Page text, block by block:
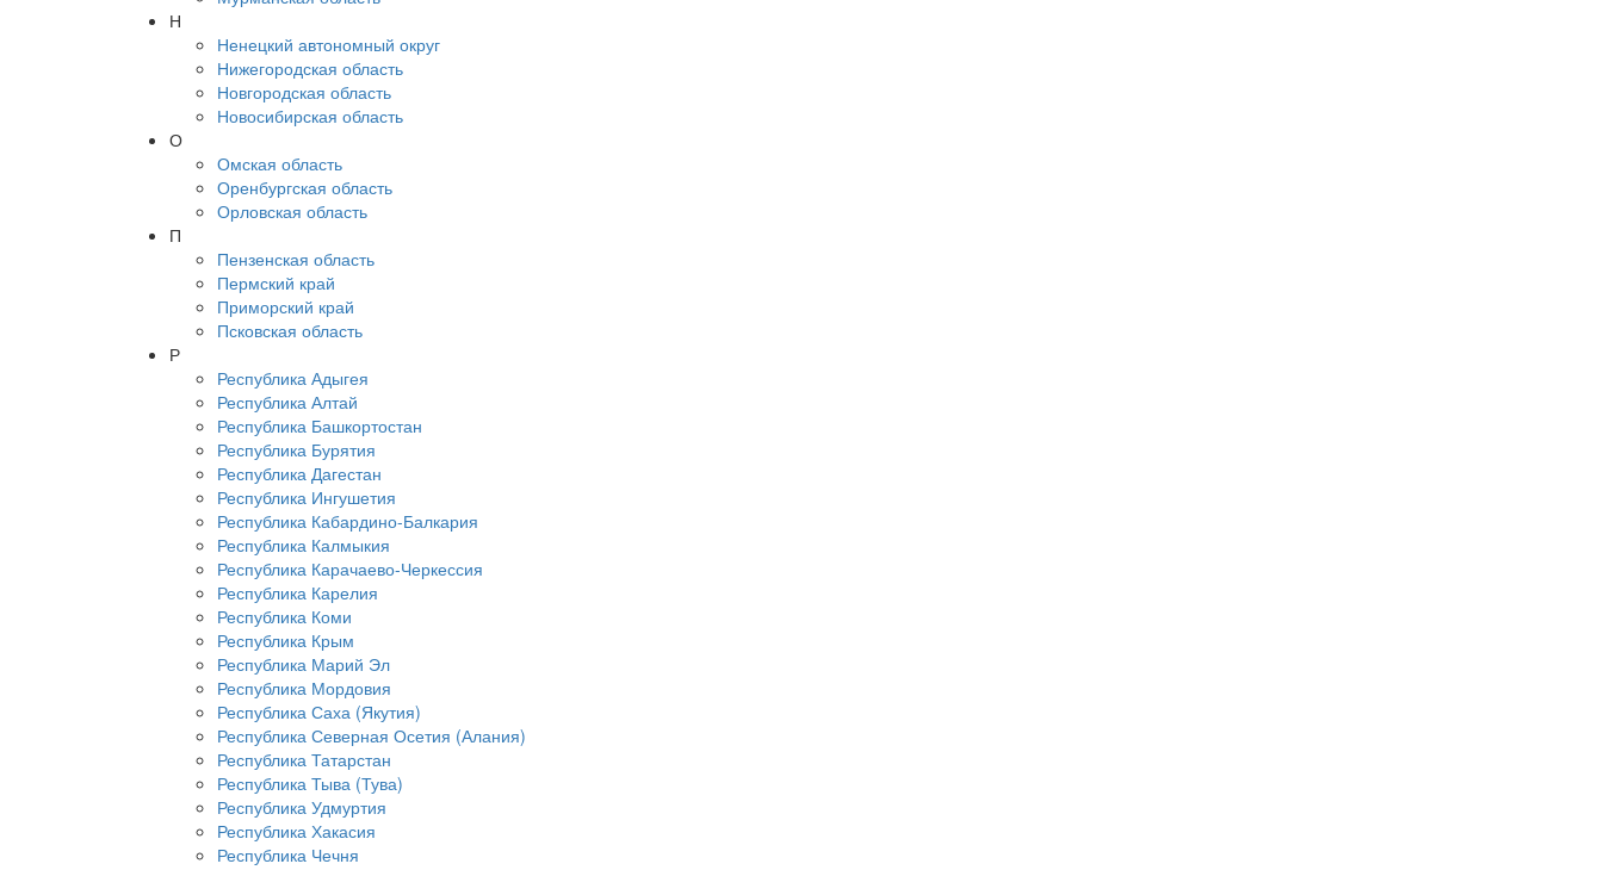
Н
Ненецкий автономный округ
Нижегородская область
Новгородская область
Новосибирская область
О
Омская область
Оренбургская область
Орловская область
П
Пензенская область
Пермский край
Приморский край
Псковская область
Р
Республика Адыгея
Республика Алтай
Республика Башкортостан
Республика Бурятия
Республика Дагестан
Республика Ингушетия
Республика Кабардино-Балкария
Республика Калмыкия
Республика Карачаево-Черкессия
Республика Карелия
Республика Коми
Республика Крым
Республика Марий Эл
Республика Мордовия
Республика Саха (Якутия)
Республика Северная Осетия (Алания)
Республика Татарстан
Республика Тыва (Тува)
Республика Удмуртия
Республика Хакасия
Республика Чечня